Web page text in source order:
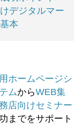
デジタルマー
本
ホームページシ
ムからWEB集
店向けセミナー
までをサポート